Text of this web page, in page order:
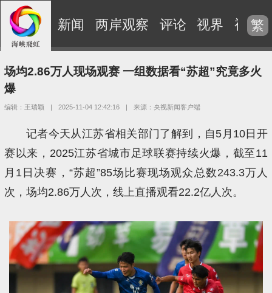
新闻 两岸观察 评论 视界 视频
繁
场均2.86万人现场观赛 一组数据看“苏超”究竟多火
爆
编辑：王瑞颖 | 2025-11-04 12:42:16 | 来源：央视新闻客户端
记者今天从江苏省相关部门了解到，自5月10日开
赛以来，2025江苏省城市足球联赛持续火爆，截至11
月1日决赛，“苏超”85场比赛现场观众总数243.3万人
次，场均2.86万人次，线上直播观看22.2亿人次。